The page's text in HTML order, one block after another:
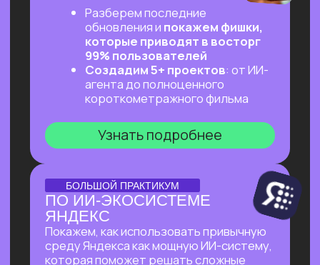
НА CLAUDE CODE ДЛЯ
ВСЕХ, КТО «НЕ ТЕХНАРЬ»
Обещаем: за 2 часа переведем тебя
из точки «Это точно не для меня»
в точку «Я тоже могу вайб-кодить!»
Узнать подробнее
ОНЛАЙН-ПРАКТИКУМ
ПОДРАБОТКА НА ИИ
ДЛЯ КАЖДОГО
Разберем, на каких задачах можно
выстроить стабильную подработку
инструментов и все это:
✔ Без технического бэкграунда
✔ Без смены профессии и опыта
во фрилансе
✔ Даже если есть всего 2 часа в день
Узнать подробнее